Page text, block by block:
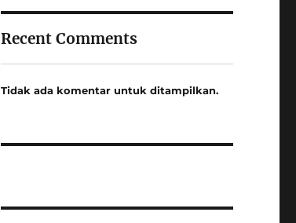
Recent Comments
Tidak ada komentar untuk ditampilkan.